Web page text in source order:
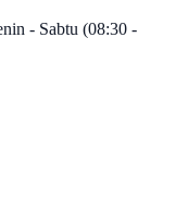
- Sabtu (08:30 -